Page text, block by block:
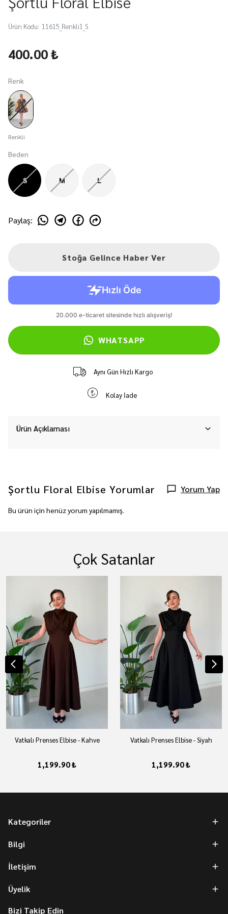
Ürün Kodu: 11615_Renkli1_S
400.00 ₺
Renk
Renkli
Beden
S M L
Paylaş:
Stoğa Gelince Haber Ver
WHATSAPP
Aynı Gün Hızlı Kargo
Kolay İade
Ürün Açıklaması
Şortlu Floral Elbise Yorumlar Yorum Yap
Bu ürün için henüz yorum yapılmamış.
Çok Satanlar
Vatkalı Prenses Elbise - Kahve
1,199.90 ₺
Vatkalı Prenses Elbise - Siyah
1,199.90 ₺
Kategoriler
Bilgi
İletişim
Üyelik
Bizi Takip Edin